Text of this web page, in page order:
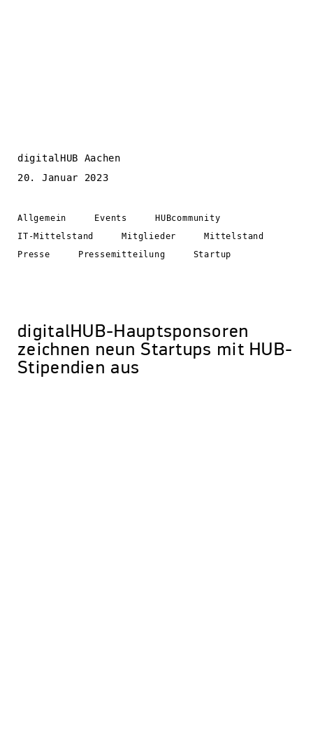
digitalHUB Aachen
20. Januar 2023
Allgemein Events
HUBcommunity
IT-Mittelstand
Mitglieder
Mittelstand
Presse
Pressemitteilung Startup
digitalHUB-Hauptsponsoren
zeichnen neun Startups mit HUB-
Stipendien aus